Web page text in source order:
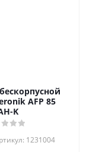
AFP 85
K
1231004